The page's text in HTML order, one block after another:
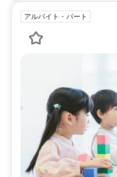
アルバイト・パート